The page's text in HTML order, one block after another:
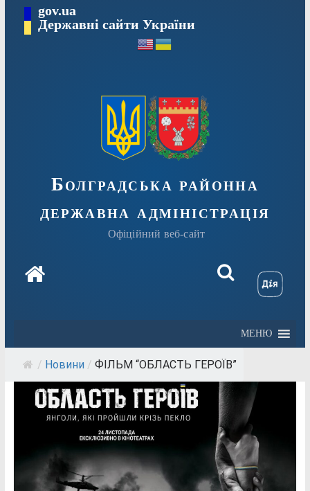
Перейтиgov.ua
Державні сайти України
Болградська районна
державна адміністрація
Офіційний веб-сайт
МЕНЮ
/ Новини / ФІЛЬМ “ОБЛАСТЬ ГЕРОЇВ”